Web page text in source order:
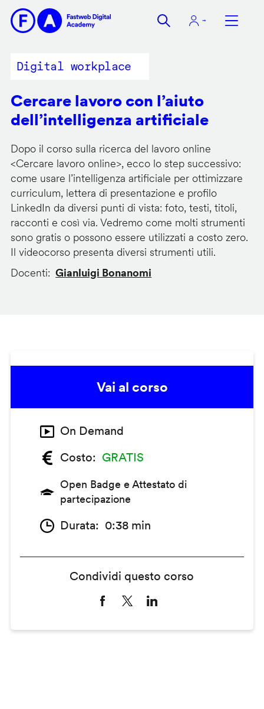
contenuto
Digital workplace
Cercare lavoro con l’aiuto
dell’intelligenza artificiale
Dopo il corso sulla ricerca del lavoro online
<Cercare lavoro online>, ecco lo step successivo:
come usare l’intelligenza artificiale per ottimizzare
curriculum, lettera di presentazione e profilo
LinkedIn da diversi punti di vista: foto, testi, titoli,
racconti e così via. Vedremo come molti strumenti
sono gratis o possono essere utilizzati a costo zero.
Il videocorso presenta diversi strumenti utili.
Docenti
Gianluigi Bonanomi
Vai al corso
On Demand
Costo
GRATIS
Open Badge e Attestato di
partecipazione
Durata 0:38 min
Condividi questo corso